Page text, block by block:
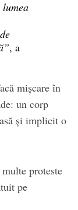
, a
mișcare în
un corp
și implicit o
proteste
pe